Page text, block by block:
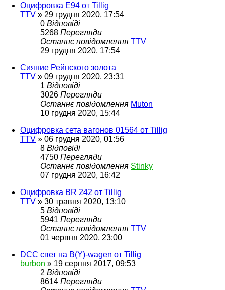
Оцифровка Е94 от Tillig
TTV » 29 грудня 2020, 17:54
0 Відповіді
5268 Перегляди
Останнє повідомлення TTV
29 грудня 2020, 17:54
Сияние Рейнского золота
TTV » 09 грудня 2020, 23:31
1 Відповіді
3026 Перегляди
Останнє повідомлення Muton
10 грудня 2020, 15:44
Оцифровка сета вагонов 01564 от Tillig
TTV » 06 грудня 2020, 01:56
8 Відповіді
4750 Перегляди
Останнє повідомлення Stinky
07 грудня 2020, 16:42
Оцифровка BR 242 от Tillig
TTV » 30 травня 2020, 13:10
5 Відповіді
5941 Перегляди
Останнє повідомлення TTV
01 червня 2020, 23:00
DCC свет на B(Y)-wagen от Tillig
burbon » 19 серпня 2017, 09:53
2 Відповіді
8614 Перегляди